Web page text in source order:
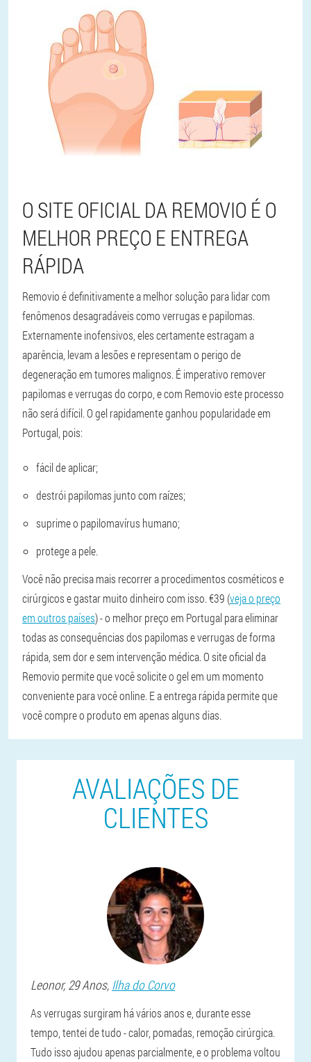
O SITE OFICIAL DA REMOVIO É O
MELHOR PREÇO E ENTREGA
RÁPIDA
Removio é definitivamente a melhor solução para lidar com
fenômenos desagradáveis ​​como verrugas e papilomas.
Externamente inofensivos, eles certamente estragam a
aparência, levam a lesões e representam o perigo de
degeneração em tumores malignos. É imperativo remover
papilomas e verrugas do corpo, e com Removio este processo
não será difícil. O gel rapidamente ganhou popularidade em
Portugal, pois:
fácil de aplicar;
destrói papilomas junto com raízes;
suprime o papilomavírus humano;
protege a pele.
Você não precisa mais recorrer a procedimentos cosméticos e
cirúrgicos e gastar muito dinheiro com isso. €39 (veja o preço
em outros países) - o melhor preço em Portugal para eliminar
todas as consequências dos papilomas e verrugas de forma
rápida, sem dor e sem intervenção médica. O site oficial da
Removio permite que você solicite o gel em um momento
conveniente para você online. E a entrega rápida permite que
você compre o produto em apenas alguns dias.
AVALIAÇÕES DE
CLIENTES
Leonor, 29 Anos, Ilha do Corvo
As verrugas surgiram há vários anos e, durante esse
tempo, tentei de tudo - calor, pomadas, remoção cirúrgica.
Tudo isso ajudou apenas parcialmente, e o problema voltou